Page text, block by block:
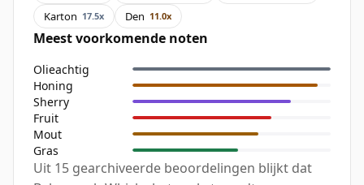
Karton 17.5x Den 11.0x
Meest voorkomende noten
Olieachtig
Honing
Sherry
Fruit
Mout
Gras
Uit 15 gearchiveerde beoordelingen blijkt dat